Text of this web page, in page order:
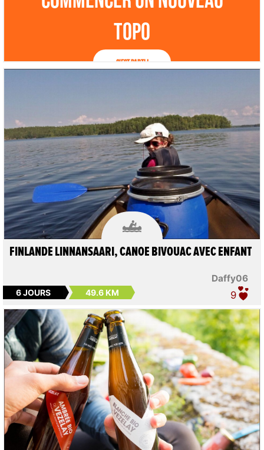
topo
C'est parti !

Daffy06
FINLANDE LINNANSAARI, CANOE BIVOUAC AVEC ENFANT
6 JOURS 49.6 KM 9